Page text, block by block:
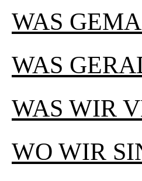
WAS
WAS
WAS WIR
WO WIR